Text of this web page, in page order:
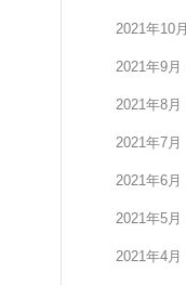
2021年10月
2021年9月
2021年8月
2021年7月
2021年6月
2021年5月
2021年4月